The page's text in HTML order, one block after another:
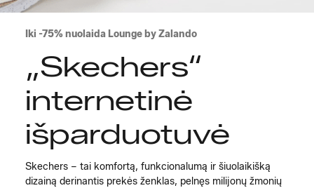
Iki -75% nuolaida Lounge by Zalando
„Skechers“
internetinė
išparduotuvė
Skechers – tai komfortą, funkcionalumą ir šiuolaikišką
dizainą derinantis prekės ženklas, pelnęs milijonų žmonių